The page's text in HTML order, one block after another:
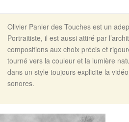
Olivier Panier des Touches est un
Portraitiste, il est aussi attiré par
compositions aux choix précis et
tourné vers la couleur et la lumière
dans un style toujours explicite la
sonores.